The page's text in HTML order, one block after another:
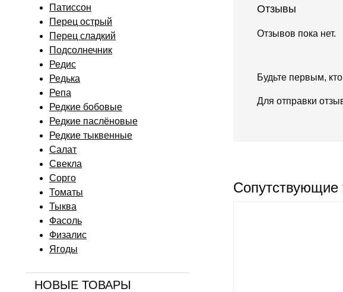
Отзывы
Отзывов пока нет.
Будьте первым,
Для отправки
Сопутствующие
Патиссон
Перец острый
Перец сладкий
Подсолнечник
Редис
Редька
Репа
Редкие бобовые
Редкие паслёновые
Редкие тыквенные
Салат
Свекла
Сорго
Томаты
Тыква
Фасоль
Физалис
Ягоды
НОВЫЕ ТОВАРЫ